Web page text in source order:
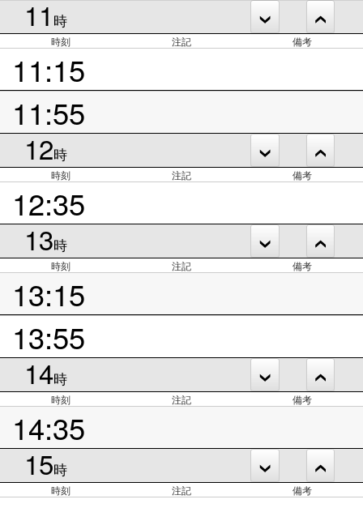
11 時
時刻 注記 備考
11:15
11:55
12時
時刻 注記 備考
12:35
13時
時刻 注記 備考
13:15
13:55
14時
時刻 注記 備考
14:35
15時
時刻 注記 備考